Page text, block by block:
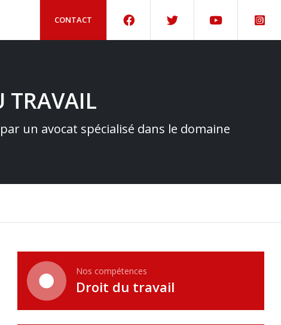
CONTACT
TRAVAIL
un avocat spécialisé dans le domaine
Nos compétences
Droit du travail